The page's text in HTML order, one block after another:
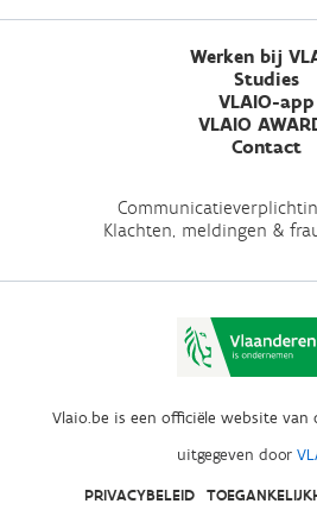
Werken bij
Studies
VLAIO-app
VLAIO
Contact
Klachten, meldingen &
Vlaio.be is een officiële website van
uitgegeven door
PRIVACYBELEID